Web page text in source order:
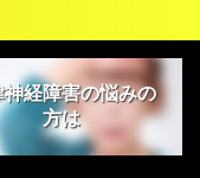
神経障害の悩みの
方は